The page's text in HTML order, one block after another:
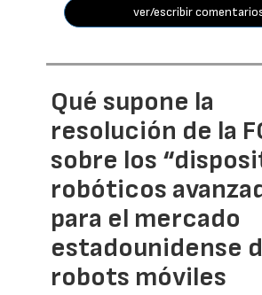
ver/escribir
Qué supone la
resolución de la
sobre los
robóticos
para el mercado
estadounidense
robots móviles